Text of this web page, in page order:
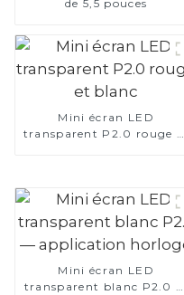
de 5,5 pouces
Mini écran LED
transparent P2.0 rouge et
Mini écran LED
transparent blanc P2.0 —